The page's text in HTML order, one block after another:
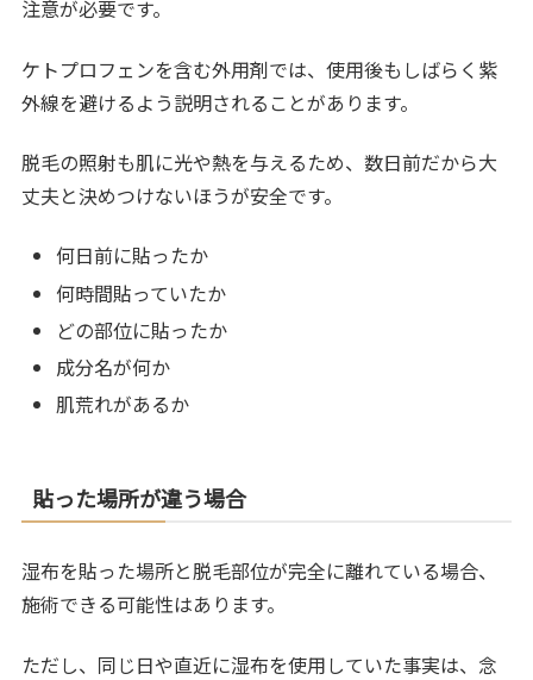
注意が必要です。
ケトプロフェンを含む外用剤では、使用後もしばらく紫
外線を避けるよう説明されることがあります。
脱毛の照射も肌に光や熱を与えるため、数日前だから大
丈夫と決めつけないほうが安全です。
何日前に貼ったか
何時間貼っていたか
どの部位に貼ったか
成分名が何か
肌荒れがあるか
貼った場所が違う場合
湿布を貼った場所と脱毛部位が完全に離れている場合、
施術できる可能性はあります。
ただし、同じ日や直近に湿布を使用していた事実は、念